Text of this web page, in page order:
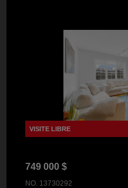
749 000 $
NO. 13730292